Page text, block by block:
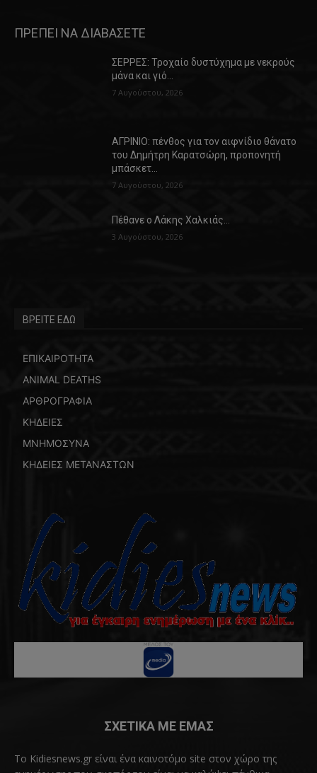
ΠΡΕΠΕΙ ΝΑ ΔΙΑΒΑΣΕΤΕ
ΣΕΡΡΕΣ: Τροχαίο δυστύχημα με νεκρούς
μάνα και γιό…
7 Αυγούστου, 2026
ΑΓΡΙΝΙΟ: πένθος για τον αιφνίδιο θάνατο
του Δημήτρη Καρατσώρη, προπονητή
μπάσκετ…
7 Αυγούστου, 2026
Πέθανε ο Λάκης Χαλκιάς…
3 Αυγούστου, 2026
ΒΡΕΙΤΕ ΕΔΩ
ΕΠΙΚΑΙΡΟΤΗΤΑ
ANIMAL DEATHS
ΑΡΘΡΟΓΡΑΦΙΑ
ΚΗΔΕΙΕΣ
ΜΝΗΜΟΣΥΝΑ
ΚΗΔΕΙΕΣ ΜΕΤΑΝΑΣΤΩΝ
ΣΧΕΤΙΚΑ ΜΕ ΕΜΑΣ
Το Kidiesnews.gr είναι ένα καινοτόμο site στον χώρο της